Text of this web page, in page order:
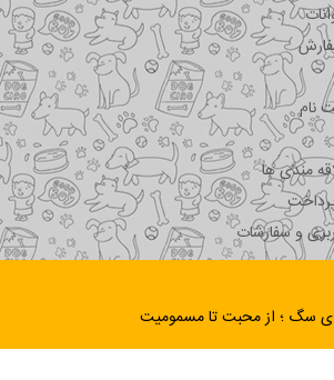
نام
مندی ها
و سفارشات
سگ ؛ از محبت تا مسمومیت